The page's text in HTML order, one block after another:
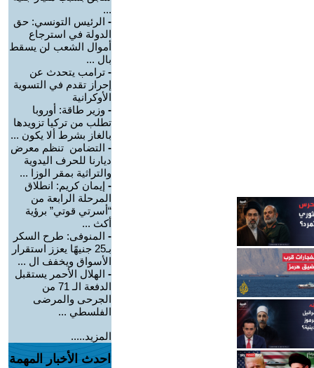
...
- الرئيس التونسي: حق
الدولة في استرجاع
أموال الشعب لن يسقط
بال ...
- ترامب يتحدث عن
إحراز تقدم في التسوية
الأوكرانية
- وزير طاقة: أوروبا
تطلب من تركيا تزويدها
بالغاز بشرط ألا يكون ...
- التضامن تنظم معرض
ديارنا للحرف اليدوية
والتراثية بمقر الوزا ...
- إيمان كريم: انطلاق
المرحلة الرابعة من
“أسرتي قوتي” برؤية
أكث ...
- المنوفى: طرح السكر
بـ25 جنيهًا يعزز استقرار
الأسواق ويخفف ال ...
- الهلال الأحمر يستقبل
الدفعة الـ 71 من
الجرحى والمرضى
الفلسطي ...
المزيد.....
احدث الأخبار المهمة